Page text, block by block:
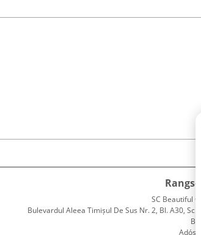
SC Beautiful
Bulevardul Aleea Timișul De Sus Nr. 2, Bl. A30, Sc.